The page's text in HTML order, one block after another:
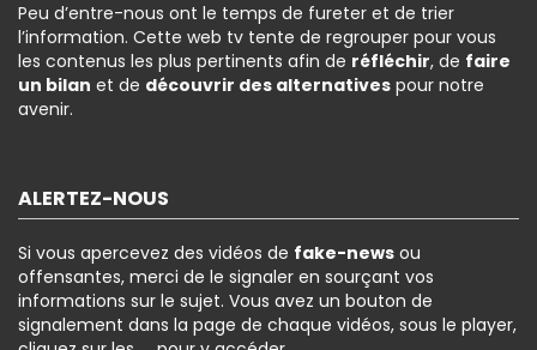
Peu d’entre-nous ont le temps de fureter et de trier
l’information. Cette web tv tente de regrouper pour vous
les contenus les plus pertinents afin de réfléchir, de faire
un bilan et de découvrir des alternatives pour notre
avenir.
ALERTEZ-NOUS
Si vous apercevez des vidéos de fake-news ou
offensantes, merci de le signaler en sourçant vos
informations sur le sujet. Vous avez un bouton de
signalement dans la page de chaque vidéos, sous le player,